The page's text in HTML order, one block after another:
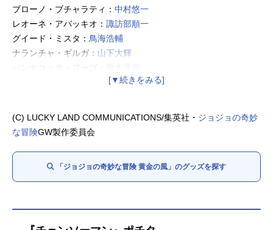
ブローノ・ブチャラティ： 中村悠一
レオーネ・アバッキオ： 諏訪部順一
グイード・ミスタ： 鳥海浩輔
ナランチャ・ギルガ： 山下大輝
パンナコッタ・フーゴ：
千本木彩花
ホルマジオ：
福島潤
プロシュート：鈴木達央
木村昴
メローネ：間島淳司
(C) LUCKY LAND COMMUNICATIONS/集英社・ ジョジョの奇妙
な冒険GW製作委員会
「ジョジョの奇妙な冒険 黄金の風」のグッズを探す